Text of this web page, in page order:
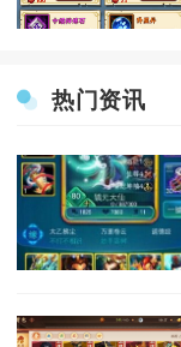
热门资讯